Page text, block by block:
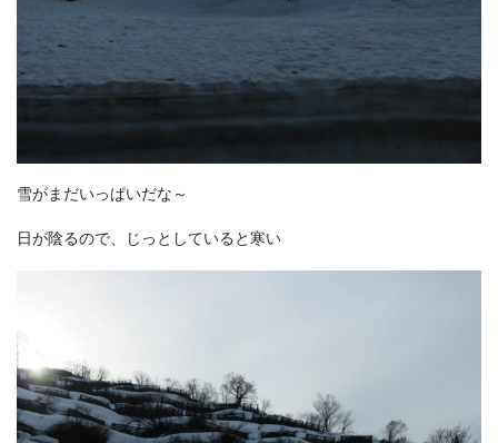
雪がまだいっぱいだな～
日が陰るので、じっとしていると寒い